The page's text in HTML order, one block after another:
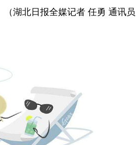
湖北日报全媒记者 任勇 通讯员